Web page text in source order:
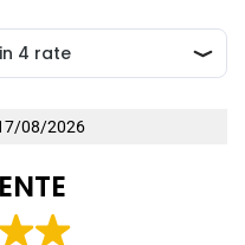
08/2026